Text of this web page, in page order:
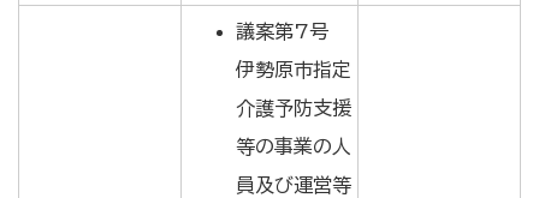
議案第7号
伊勢原市指定
介護予防支援
等の事業の人
員及び運営等